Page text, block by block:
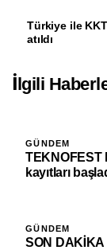
Türkiye ile
atıldı
İlgili
GÜNDEM
TEKNOFEST
kayıtları
GÜNDEM
SON